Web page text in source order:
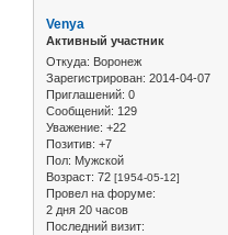
Venya
Активный участник
Откуда: Воронеж
Зарегистрирован: 2014-04-07
Приглашений: 0
Сообщений: 129
Уважение: +22
Позитив: +7
Пол: Мужской
Возраст: 72 [1954-05-12]
Провел на форуме:
2 дня 20 часов
Последний визит: